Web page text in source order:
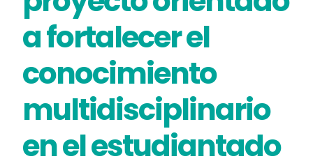
a fortalecer el
conocimiento
multidisciplinario
en el estudiantado